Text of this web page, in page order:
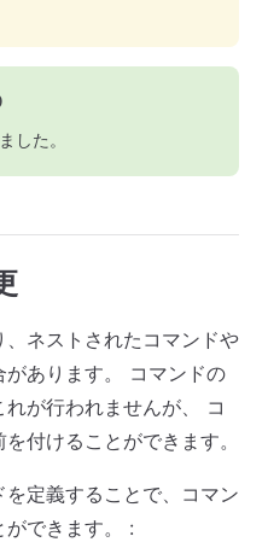
した。
ネストされたコマンドや
あります。 コマンドの
が行われませんが、 コ
付けることができます。
定義することで、コマン
ができます。 :